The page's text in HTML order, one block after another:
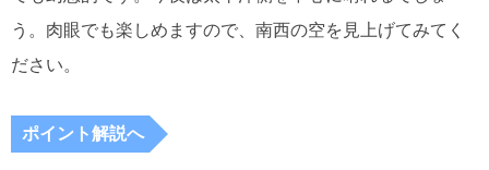
う。肉眼でも楽しめますので、南西の空を見上げてみてく
ださい。
ポイント解説へ